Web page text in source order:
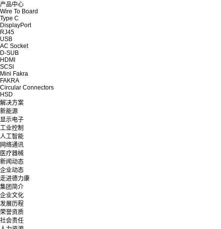
产品中心
Wire To Board
Type C
DisplayPort
RJ45
USB
AC Socket
D-SUB
HDMI
SCSI
Mini Fakra
FAKRA
Circular Connectors
HSD
解决方案
新能源
显示电子
工业控制
人工智能
网络通讯
医疗器械
新闻动态
企业动态
走进德力康
集团简介
企业文化
发展历程
荣誉资质
社会责任